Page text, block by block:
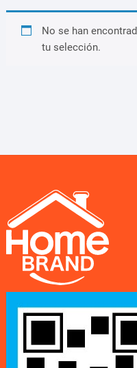
No se han
tu selección.